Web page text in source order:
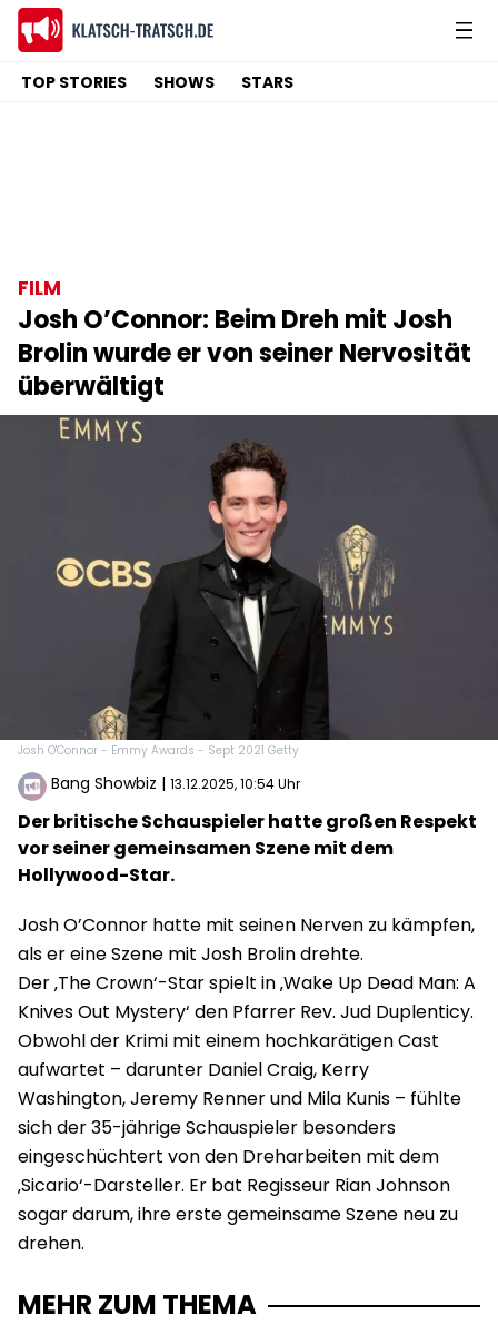
TOP STORIES SHOWS STARS
FILM
Josh O’Connor: Beim Dreh mit Josh
Brolin wurde er von seiner Nervosität
überwältigt
Josh O'Connor - Emmy Awards - Sept 2021 Getty
Bang Showbiz | 13.12.2025, 10:54 Uhr
Der britische Schauspieler hatte großen Respekt
vor seiner gemeinsamen Szene mit dem
Hollywood-Star.
Josh O’Connor hatte mit seinen Nerven zu kämpfen,
als er eine Szene mit Josh Brolin drehte.
Der ‚The Crown‘-Star spielt in ‚Wake Up Dead Man: A
Knives Out Mystery‘ den Pfarrer Rev. Jud Duplenticy.
Obwohl der Krimi mit einem hochkarätigen Cast
aufwartet – darunter Daniel Craig, Kerry
Washington, Jeremy Renner und Mila Kunis – fühlte
sich der 35-jährige Schauspieler besonders
eingeschüchtert von den Dreharbeiten mit dem
‚Sicario‘-Darsteller. Er bat Regisseur Rian Johnson
sogar darum, ihre erste gemeinsame Szene neu zu
drehen.
MEHR ZUM THEMA